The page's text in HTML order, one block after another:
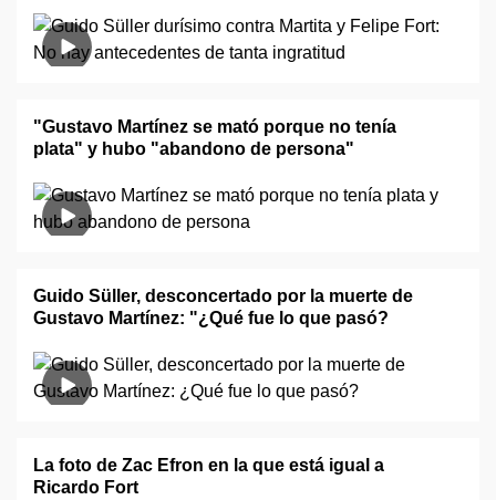
"Gustavo Martínez se mató porque no tenía
plata" y hubo "abandono de persona"
Guido Süller, desconcertado por la muerte de
Gustavo Martínez: "¿Qué fue lo que pasó?
La foto de Zac Efron en la que está igual a
Ricardo Fort